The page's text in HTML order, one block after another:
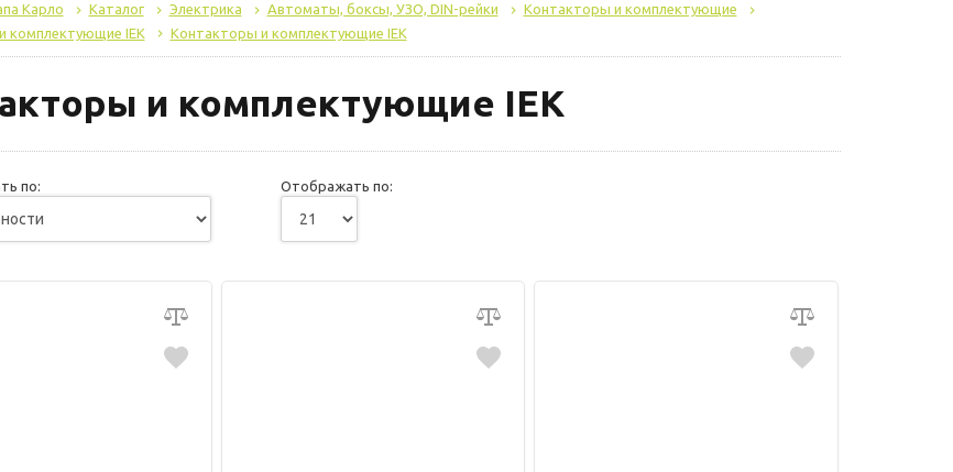
Карло Каталог Электрика Автоматы, боксы, УЗО, DIN-рейки
Контакторы и комплектующие
комплектующие IEK
Контакторы и комплектующие IEK
и комплектующие IEK
по: Отображать по: